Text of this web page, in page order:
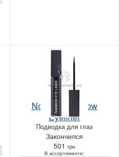
NoUBA Rainbow
Eyeliner
Подводка для глаз
Закончился
501 грн
В ассортименте: